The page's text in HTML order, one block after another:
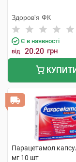
Здоров'я ФК
Є в наявності
від 20.20 грн
Парацетамол
мг 10 шт